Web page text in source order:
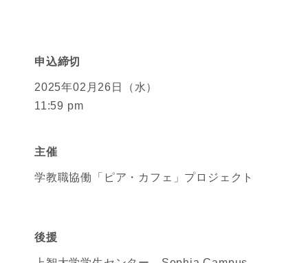
申込締切
2025年02月26日（水）
11:59 pm
主催
学教職協働「ピア・カフェ」プロジェクト
後援